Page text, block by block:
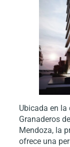
Ubicada en
Granaderos
Mendoza, la
ofrece una